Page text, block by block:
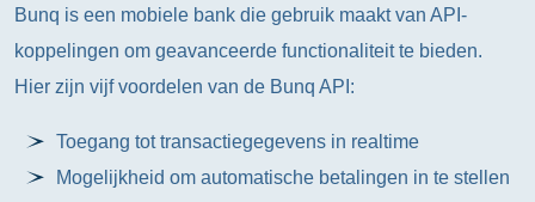
Bunq is een mobiele bank die gebruik maakt van API-
koppelingen om geavanceerde functionaliteit te bieden.
Hier zijn vijf voordelen van de Bunq API:
Toegang tot transactiegegevens in realtime
Mogelijkheid om automatische betalingen in te stellen